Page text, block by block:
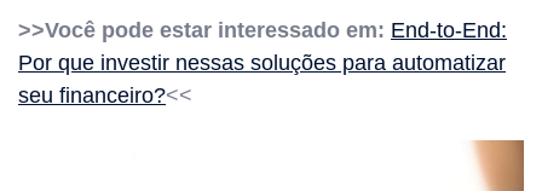
>>Você pode estar interessado em: End-to-End:
Por que investir nessas soluções para automatizar
seu financeiro?<<